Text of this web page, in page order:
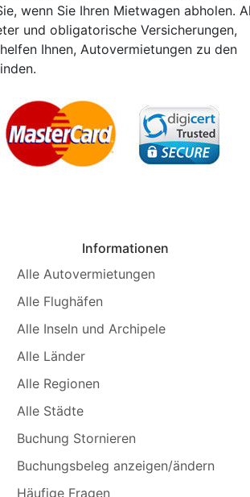
wenn Sie Ihren Mietwagen abholen.
und obligatorische Versicherungen,
Ihnen, Autovermietungen zu den
Informationen
Alle Autovermietungen
Alle Flughäfen
Alle Inseln und Archipele
Alle Länder
Alle Regionen
Alle Städte
Buchung Stornieren
Buchungsbeleg anzeigen/ändern
Häufige Fragen